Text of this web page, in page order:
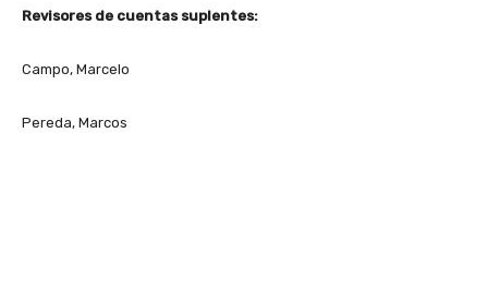
Revisores de cuentas suplentes:
Campo, Marcelo
Pereda, Marcos